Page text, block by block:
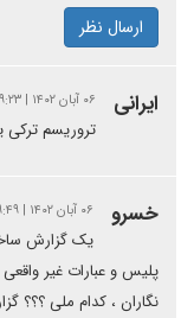
ارسال نظر
ایرانی ۰۶ آبان ۱۴۰۲ | ۱۹:۲۳
تروریسم
خسرو ۰۶ آبان ۱۴۰۲ | ۱۹:۴۹
پلیس و عبارات غیر واقعی
نگاران ، کدام ملی ؟؟؟